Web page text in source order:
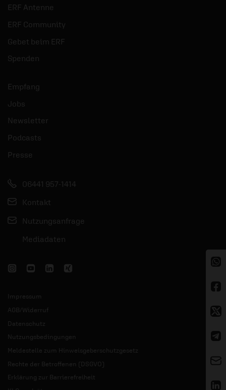
ERF Antenne
ERF Community
Gebet beim ERF
Spenden
Empfang
Jobs
Newsletter
Podcasts
Presse
06441 957-1414
Kontakt
Nutzungsanfrage
Mediadaten
Impressum
AGB/Widerruf
Datenschutz
Nutzungsbedingungen
Meldestelle zum Hinweisgeberschutzgesetz
Rechte der Betroffenen (DSGVO)
Erklärung zur Barrierefreiheit